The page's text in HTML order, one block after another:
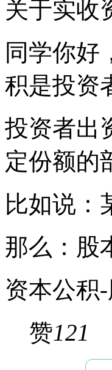
关于实收
同学你好
积是投资
投资者出
定份额的
比如说：
那么：股
资本公积
赞121